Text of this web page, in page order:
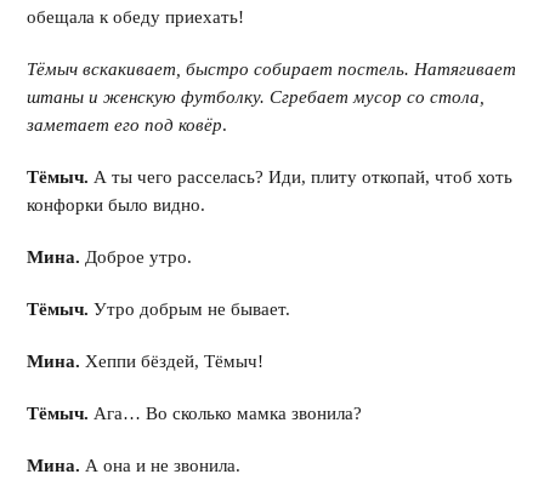
обещала к обеду приехать!
Тёмыч вскакивает, быстро собирает постель. Натягивает
штаны и женскую футболку. Сгребает мусор со стола,
заметает его под ковёр.
Тёмыч. А ты чего расселась? Иди, плиту откопай, чтоб хоть
конфорки было видно.
Мина. Доброе утро.
Тёмыч. Утро добрым не бывает.
Мина. Хеппи бёздей, Тёмыч!
Тёмыч. Ага… Во сколько мамка звонила?
Мина. А она и не звонила.